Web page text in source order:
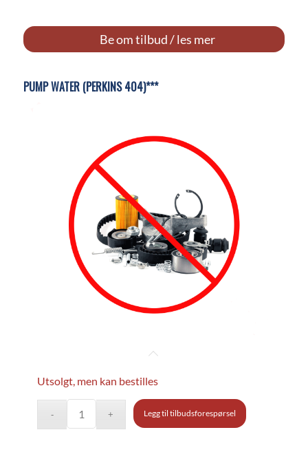
Be om tilbud / les mer
PUMP WATER (PERKINS 404)***
Utsolgt, men kan bestilles
Legg til tilbudsforespørsel